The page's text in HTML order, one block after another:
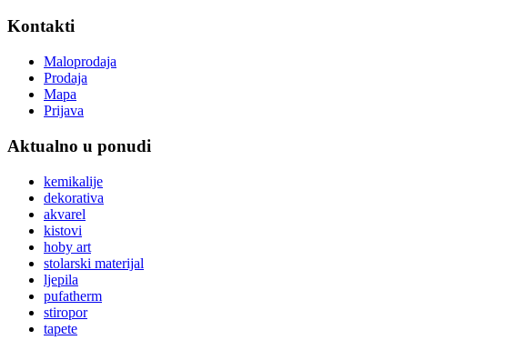
Kontakti
Maloprodaja
Prodaja
Mapa
Prijava
Aktualno u ponudi
kemikalije
dekorativa
akvarel
kistovi
hoby art
stolarski materijal
ljepila
pufatherm
stiropor
tapete